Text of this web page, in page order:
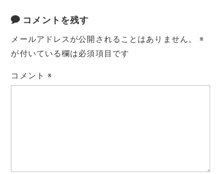
コメントを残す
メールアドレスが公開されることはありません。
※
が付いている欄は必須項目です
コメント※